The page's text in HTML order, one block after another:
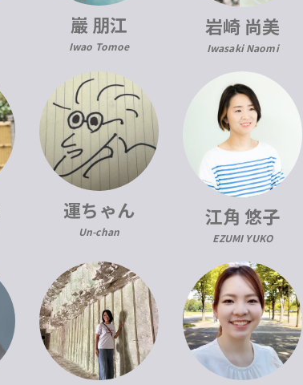
巖 朋江
Iwao Tomoe
岩崎 尚美
Iwasaki Naomi
運ちゃん
Un-chan
江角 悠子
EZUMI YUKO